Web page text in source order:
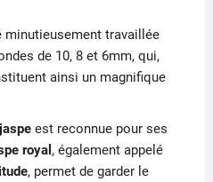
minutieusement travaillée
de 10, 8 et 6mm, qui,
ainsi un magnifique
est reconnue pour ses
royal , également appelé
, permet de garder le